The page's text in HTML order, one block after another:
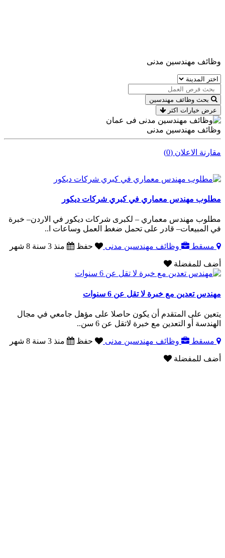
وظائف مهندسين مدنى
بحث وظائف مهندسين
عرض خيارات اكثر
وظائف مهندسين مدنى
مقارنة الاعلان (0)
مطلوب مهندس معماري في كبري شركات ديكور
مطلوب مهندس معماري – لكبرى شركات ديكور في الاردن– خبرة
في المبيعات– قادر على تحمل ضغط العمل وساعات ا..
مسقط وظائف مهندسين مدنى حفظ منذ 3 سنة 8 شهر
أضف للمفضلة
مهندس تعدين مع خبرة لا تقل عن 6 سنوات
يتعين على المتقدم أن يكون حاصلا على مؤهل جامعي في مجال
الهندسة أو التعدين مع خبرة لاتقل عن 6 سن..
مسقط وظائف مهندسين مدنى حفظ منذ 3 سنة 8 شهر
أضف للمفضلة